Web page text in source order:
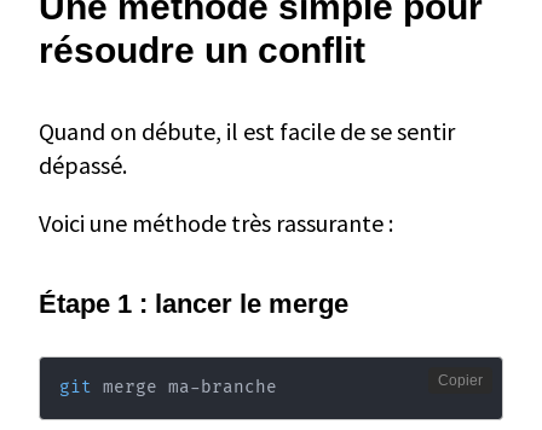
résoudre un conflit
Quand on débute, il est facile de se sentir
dépassé.
Voici une méthode très rassurante :
Étape 1 : lancer le merge
git merge ma-branche Copier